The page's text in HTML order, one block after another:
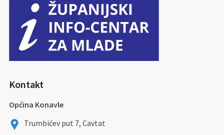
Kontakt
Općina Konavle
Trumbićev put 7, Cavtat